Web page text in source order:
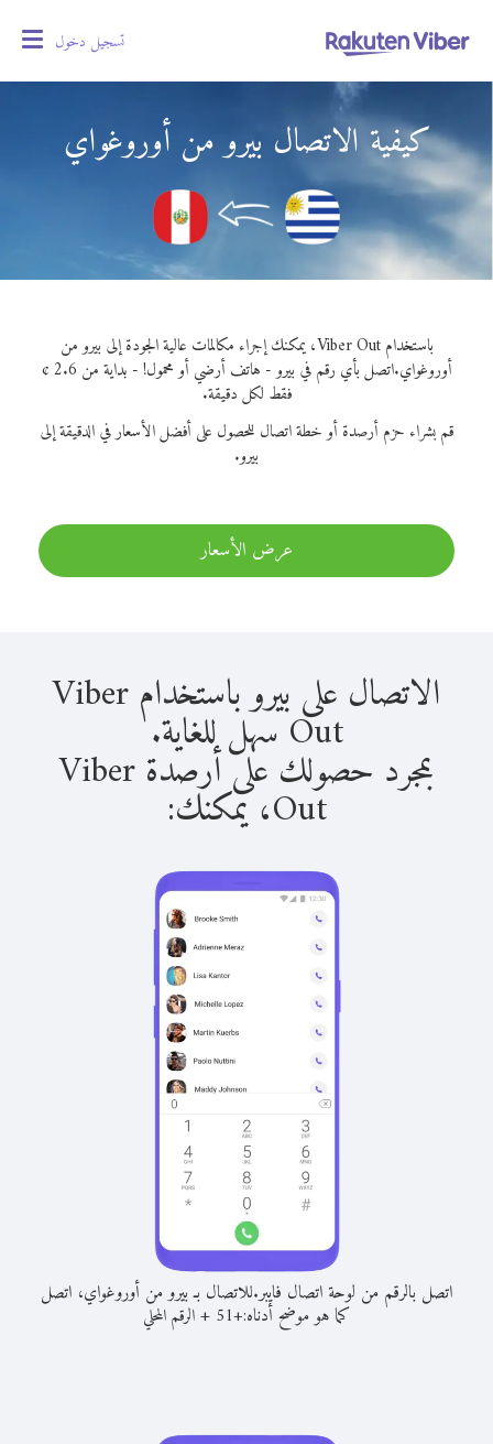
تسجيل دخول
كيفية الاتصال بيرو من أوروغواي
باستخدام Viber Out، يمكنك إجراء مكالمات عالية الجودة إلى بيرو من
أوروغواي.
اتصل بأي رقم في بيرو - هاتف أرضي أو محمول! - بداية من 2.6 ¢
فقط لكل دقيقة.
قم بشراء حزم أرصدة أو خطة اتصال للحصول على أفضل الأسعار في الدقيقة إلى
بيرو.
عرض الأسعار
الاتصال على بيرو باستخدام Viber
Out سهل للغاية.
بمجرد حصولك على أرصدة Viber
Out، يمكنك:
اتصل بالرقم من لوحة اتصال فايبر.للاتصال بـ بيرو من أوروغواي، اتصل
كما هو موضح أدناه:+
51
+الرقم المحلي